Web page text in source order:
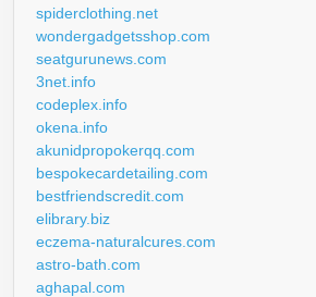
spiderclothing.net
wondergadgetsshop.com
seatgurunews.com
3net.info
codeplex.info
okena.info
akunidpropokerqq.com
bespokecardetailing.com
bestfriendscredit.com
elibrary.biz
eczema-naturalcures.com
astro-bath.com
aghapal.com